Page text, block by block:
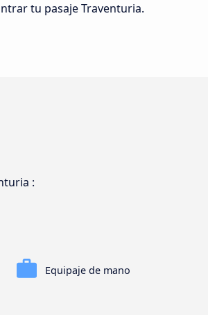
tu pasaje Traventuria.
:
Equipaje de mano